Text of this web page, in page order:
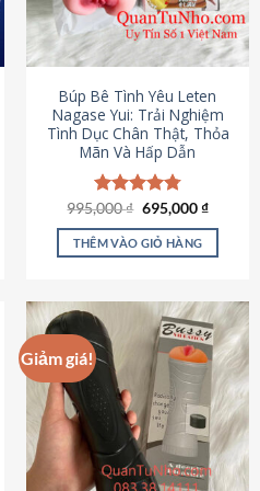
Búp Bê Tình Yêu Leten
Nagase Yui: Trải Nghiệm
Tình Dục Chân Thật, Thỏa
Mãn Và Hấp Dẫn
Được xếp
hạng4.80
5 sao
995,000₫ Giá
là:
995,000 ₫.
695,000₫Giá
tại
THÊM VÀO GIỎ HÀNG
Giảm giá!